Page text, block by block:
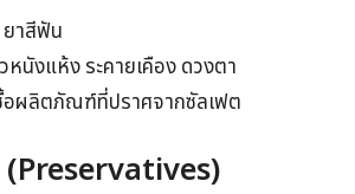
าสีฟัน
หนังแห้ง ระคายเคือง ดวงตา
อผลิตภัณฑ์ที่ปราศจากซัลเฟต